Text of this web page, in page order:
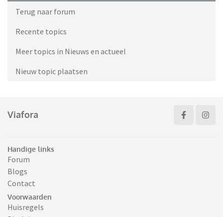
Terug naar forum
Recente topics
Meer topics in Nieuws en actueel
Nieuw topic plaatsen
Viafora
Handige links
Forum
Blogs
Contact
Voorwaarden
Huisregels